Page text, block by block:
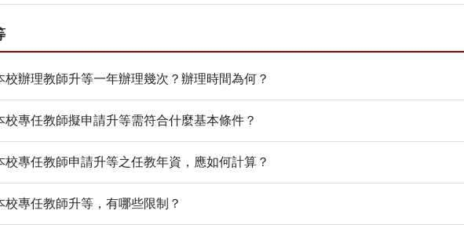
校辦理教師升等一年辦理幾次？辦理時間為何？
校專任教師擬申請升等需符合什麼基本條件？
校專任教師申請升等之任教年資，應如何計算？
校專任教師升等，有哪些限制？